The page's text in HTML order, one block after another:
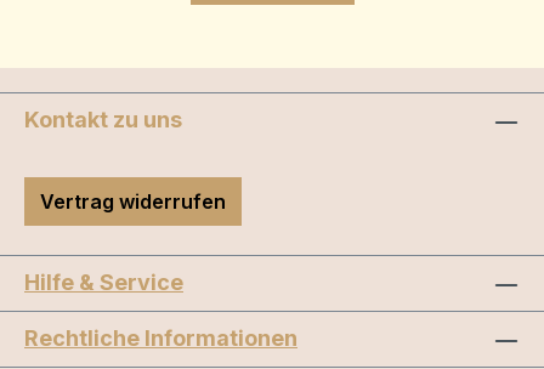
Kontakt zu uns
Vertrag widerrufen
Hilfe & Service
Rechtliche Informationen